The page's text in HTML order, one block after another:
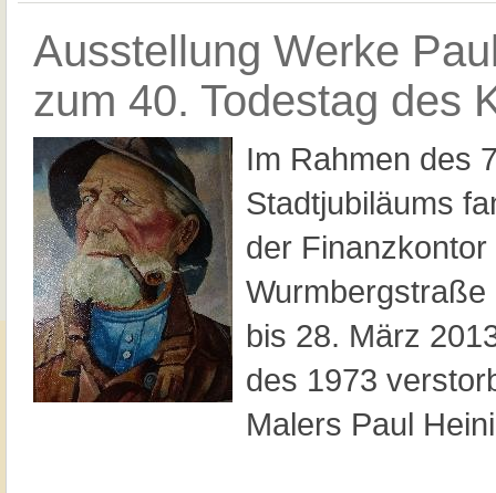
Ausstellung Werke
zum 40. Todestag des
Im Rahmen des
Stadtjubiläums
der
bis 28. März
des 1973
Malers Paul